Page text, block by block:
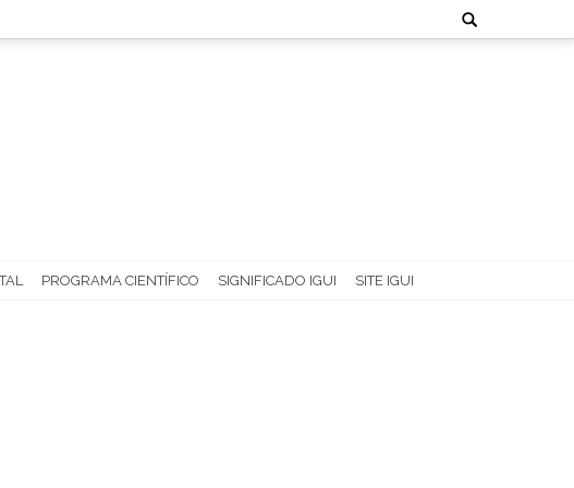
Search
for:
PROGRAMA CIENTÍFICO SIGNIFICADO IGUI SITE IGUI